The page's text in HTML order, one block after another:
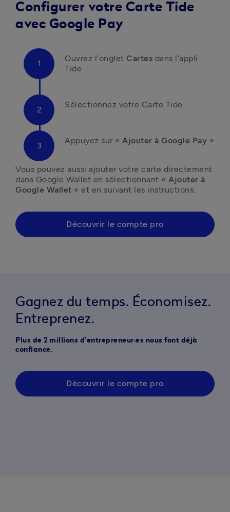
Configurer votre Carte Tide
avec Google Pay
Ouvrez l’onglet Cartes dans l’appli
Tide
Sélectionnez votre Carte Tide
Appuyez sur « Ajouter à Google Pay »
Vous pouvez aussi ajouter votre carte directement
dans Google Wallet en sélectionnant « Ajouter à
Google Wallet » et en suivant les instructions.
Découvrir le compte pro
Gagnez du temps. Économisez.
Entreprenez.
Plus de 2 millions d’entrepreneur·es nous font déjà
confiance.
Découvrir le compte pro